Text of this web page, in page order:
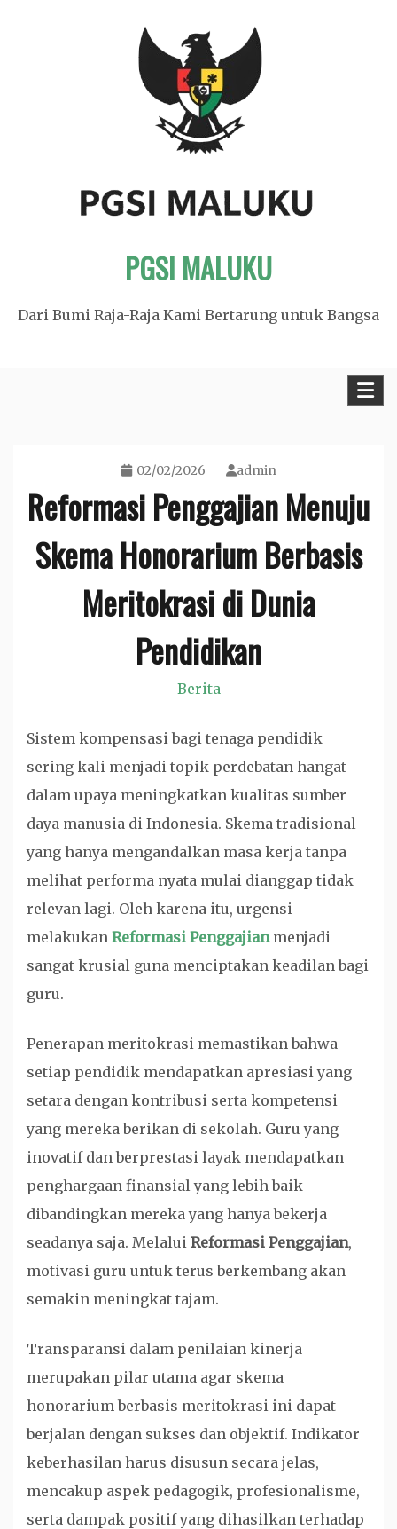
PGSI MALUKU
Dari Bumi Raja-Raja Kami Bertarung untuk Bangsa
02/02/2026 admin
Reformasi Penggajian Menuju
Skema Honorarium Berbasis
Meritokrasi di Dunia
Pendidikan
Berita
Sistem kompensasi bagi tenaga pendidik
sering kali menjadi topik perdebatan hangat
dalam upaya meningkatkan kualitas sumber
daya manusia di Indonesia. Skema tradisional
yang hanya mengandalkan masa kerja tanpa
melihat performa nyata mulai dianggap tidak
relevan lagi. Oleh karena itu, urgensi
melakukan Reformasi Penggajianmenjadi
sangat krusial guna menciptakan keadilan bagi
guru.
Penerapan meritokrasi memastikan bahwa
setiap pendidik mendapatkan apresiasi yang
setara dengan kontribusi serta kompetensi
yang mereka berikan di sekolah. Guru yang
inovatif dan berprestasi layak mendapatkan
penghargaan finansial yang lebih baik
dibandingkan mereka yang hanya bekerja
seadanya saja. Melalui Reformasi Penggajian,
motivasi guru untuk terus berkembang akan
semakin meningkat tajam.
Transparansi dalam penilaian kinerja
merupakan pilar utama agar skema
honorarium berbasis meritokrasi ini dapat
berjalan dengan sukses dan objektif. Indikator
keberhasilan harus disusun secara jelas,
mencakup aspek pedagogik, profesionalisme,
serta dampak positif yang dihasilkan terhadap